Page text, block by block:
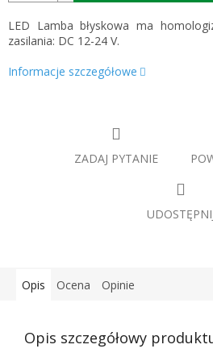
LED Lamba błyskowa ma
zasilania: DC 12-24 V.
Informacje szczegółowe
ZADAJ PYTANIE
Opis Ocena Opinie
Opis szczegółowy